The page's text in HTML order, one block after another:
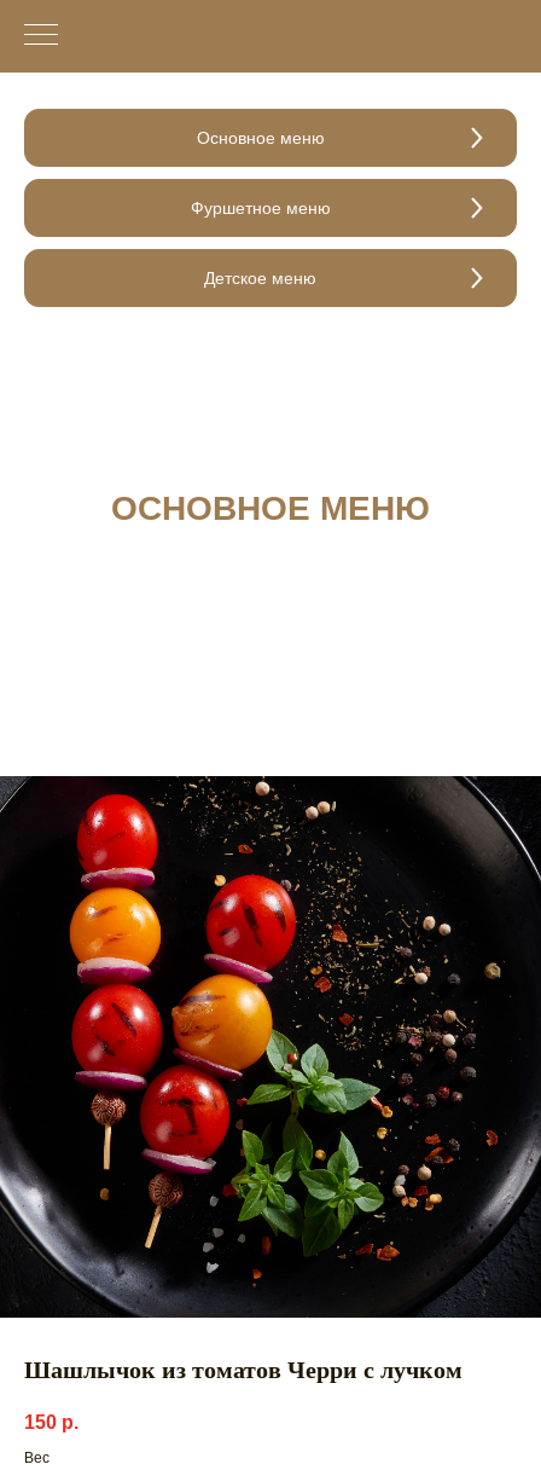
Основное меню
Фуршетное меню
Детское меню
ОСНОВНОЕ МЕНЮ
Шашлычок из томатов Черри с лучком
150 р.
Вес